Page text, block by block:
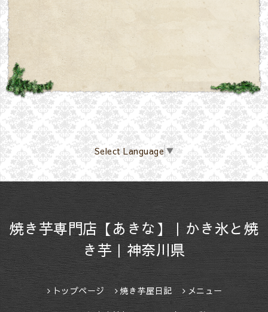
Select Language▼
焼き芋専門店【あきな】｜かき氷と焼
き芋｜神奈川県
トップページ 焼き芋屋日記 メニュー